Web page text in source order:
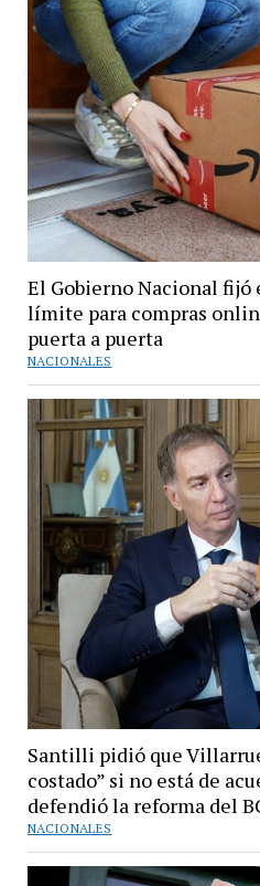
El Gobierno Nacional fijó
límite para compras
puerta a puerta
NACIONALES
Santilli pidió que
costado” si no está de
defendió la reforma del
NACIONALES